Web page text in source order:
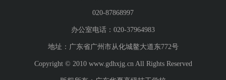
020-87868997
办公室电话：020-37964983
地址：广东省广州市从化城鳌大道东772号
Copyright © 2010 www.gdhxjg.cn All Rights Reserved